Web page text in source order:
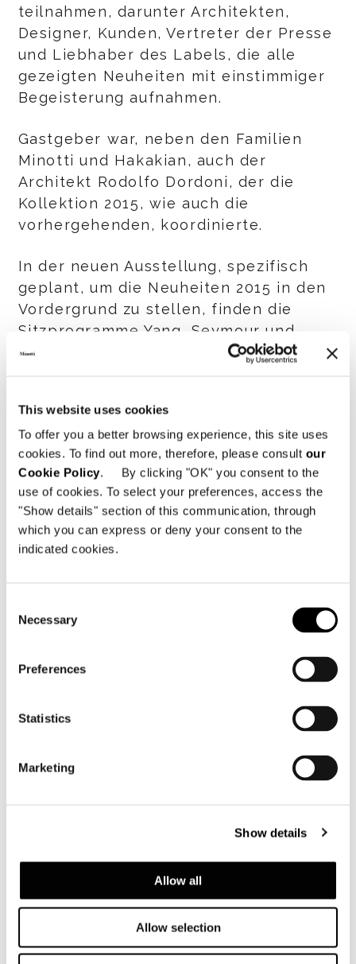
This website uses cookies
To offer you a better browsing experience, this site uses
cookies. To find out more, therefore, please consult our
Cookie Policy. By clicking "OK" you consent to the
use of cookies. To select your preferences, access the
"Show details" section of this communication, through
which you can express or deny your consent to the
indicated cookies.
Selection
Necessary
Preferences
Statistics
Marketing
Show details
Allow all
Allow selection
teilnahmen, darunter Architekten,
Designer, Kunden, Vertreter der Presse
und Liebhaber des Labels, die alle
gezeigten Neuheiten mit einstimmiger
Begeisterung aufnahmen.
Gastgeber war, neben den Familien
Minotti und Hakakian, auch der
Architekt Rodolfo Dordoni, der die
Kollektion 2015, wie auch die
vorhergehenden, koordinierte.
In der neuen Ausstellung, spezifisch
geplant, um die Neuheiten 2015 in den
Vordergrund zu stellen, finden die
Sitzprogramme Yang, Seymour und
Lounge Seymour ihren Platz, begleitet
SHARE DRUCKEN DOWNLOAD PDF
ZURÜCK ZU NEWS